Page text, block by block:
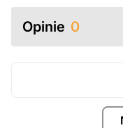
Opinie 0